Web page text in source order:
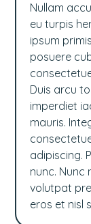
Nullam
eu turpis
ipsum
posuere
Duis arcu
imperdiet
mauris.
adipiscing.
nunc. Nunc
volutpat
eros et nisl